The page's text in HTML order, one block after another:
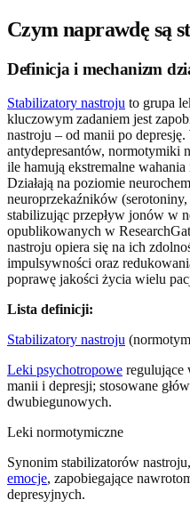
Czym naprawdę są
Definicja i mechanizm
Stabilizatory nastroju to grupa
kluczowym zadaniem jest
nastroju – od manii po
antydepresantów, normotymiki
ile hamują ekstremalne
Działają na poziomie
neuroprzekaźników
stabilizując przepływ jonów w
opublikowanych w
nastroju opiera się na ich
impulsywności oraz
poprawę jakości życia wielu
Lista definicji:
Stabilizatory nastroju
Leki psychotropowe regulujące
manii i depresji; stosowane
dwubiegunowych.
Leki normotymiczne
Synonim stabilizatorów
emocje, zapobiegające
depresyjnych.